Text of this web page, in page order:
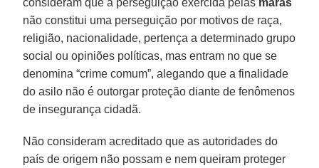
não constitui uma perseguição por motivos de raça,
religião, nacionalidade, pertença a determinado grupo
social ou opiniões políticas, mas entram no que se
denomina “crime comum”, alegando que a finalidade
do asilo não é outorgar proteção diante de fenômenos
de insegurança cidadã.
Não consideram acreditado que as autoridades do
país de origem não possam e nem queiram proteger